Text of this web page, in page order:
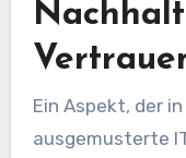
Ein Aspekt, der
ausgemusterte